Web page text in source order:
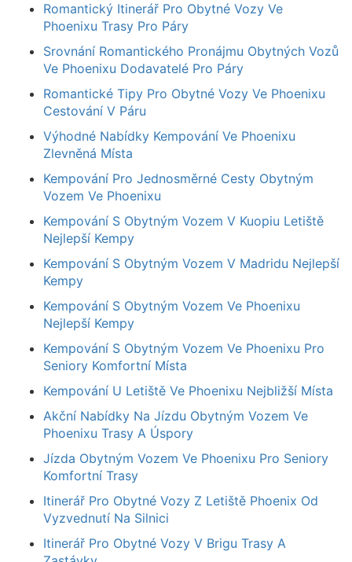
Romantický Itinerář Pro Obytné Vozy Ve
Phoenixu Trasy Pro Páry
Srovnání Romantického Pronájmu Obytných Vozů
Ve Phoenixu Dodavatelé Pro Páry
Romantické Tipy Pro Obytné Vozy Ve Phoenixu
Cestování V Páru
Výhodné Nabídky Kempování Ve Phoenixu
Zlevněná Místa
Kempování Pro Jednosměrné Cesty Obytným
Vozem Ve Phoenixu
Kempování S Obytným Vozem V Kuopiu Letiště
Nejlepší Kempy
Kempování S Obytným Vozem V Madridu Nejlepší
Kempy
Kempování S Obytným Vozem Ve Phoenixu
Nejlepší Kempy
Kempování S Obytným Vozem Ve Phoenixu Pro
Seniory Komfortní Místa
Kempování U Letiště Ve Phoenixu Nejbližší Místa
Akční Nabídky Na Jízdu Obytným Vozem Ve
Phoenixu Trasy A Úspory
Jízda Obytným Vozem Ve Phoenixu Pro Seniory
Komfortní Trasy
Itinerář Pro Obytné Vozy Z Letiště Phoenix Od
Vyzvednutí Na Silnici
Itinerář Pro Obytné Vozy V Brigu Trasy A